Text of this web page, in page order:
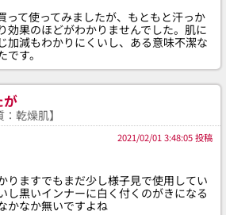
って使ってみましたが、もともと汗っか
効果のほどがわかりませんでした。肌に
加減もわかりにくいし、ある意味不潔な
す。
が
乾燥肌】
2021/02/01 3:48:05 投稿
りますでもまだ少し様子見で使用してい
し黒いインナーに白く付くのがきになる
かなか無いですよね